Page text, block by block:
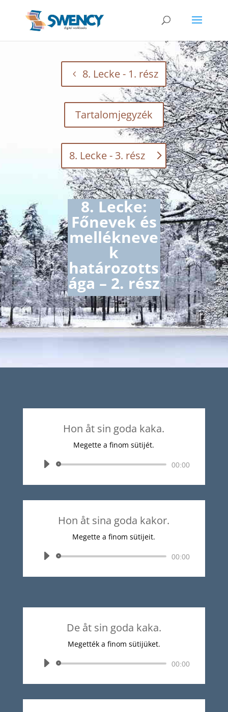
8. Lecke - 1. rész
Tartalomjegyzék
8. Lecke - 3. rész
8. Lecke:
Főnevek és
mellékneve
k
határozotts
ága – 2. rész
Hon åt sin goda kaka.
Megette a finom sütijét.
Audió
00:00
Hon åt sina goda kakor.
Megette a finom sütijeit.
Audió
00:00
De åt sin goda kaka.
Megették a finom sütijüket.
Audió
00:00